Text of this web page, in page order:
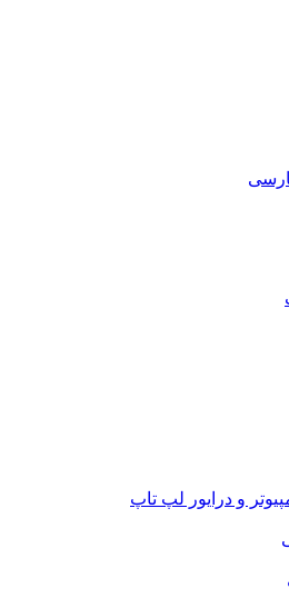
و درایور لپ تاپ